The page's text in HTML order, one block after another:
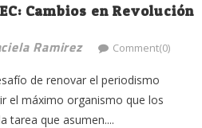
Cambios en Revolución
Ramirez Comment(0)
de renovar el periodismo
el máximo organismo que los
tarea que asumen....